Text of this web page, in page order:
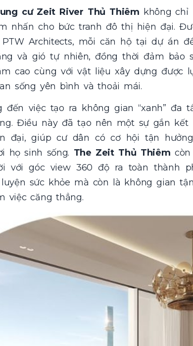
cư Zeit River Thủ Thiêm không chỉ
nhấn cho bức tranh đô thị hiện đại.
Architects, mỗi căn hộ tại dự án
và gió tự nhiên, đồng thời đảm bảo
cao cùng với vật liệu xây dựng được
sống yên bình và thoải mái.
việc tạo ra không gian “xanh” đa
Điều này đã tạo nên một sự gắn kết
đại, giúp cư dân có cơ hội tận
họ sinh sống. The Zeit Thủ Thiêm
với góc view 360 độ ra toàn thành
sức khỏe mà còn là không gian
việc căng thẳng.